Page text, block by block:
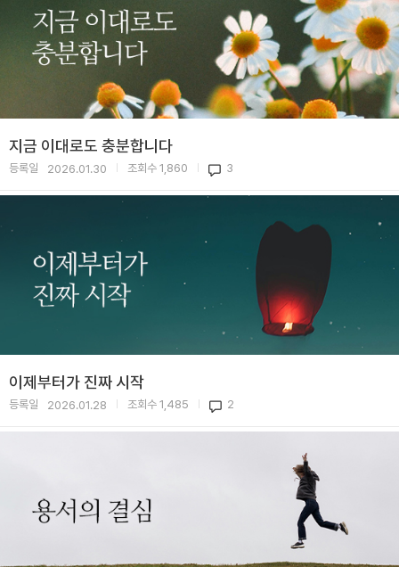
지금 이대로도 충분합니다
등록일 2026.01.30 조회수 1,860 3
이제부터가 진짜 시작
등록일 2026.01.28 조회수 1,485 2